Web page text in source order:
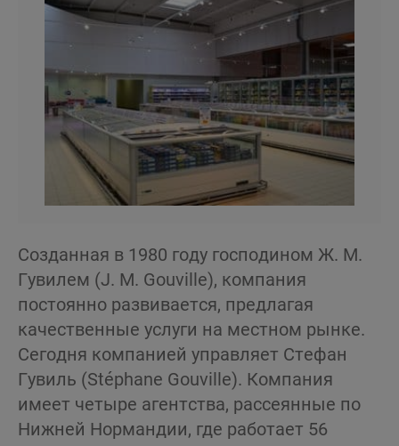
Созданная в 1980 году господином Ж. М.
Гувилем (J. M. Gouville), компания
постоянно развивается, предлагая
качественные услуги на местном рынке.
Сегодня компанией управляет Стефан
Гувиль (Stéphane Gouville). Компания
имеет четыре агентства, рассеянные по
Нижней Нормандии, где работает 56